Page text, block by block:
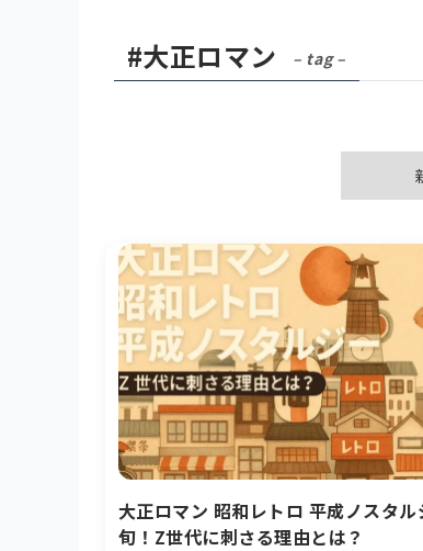
#大正ロマン – tag –
大正ロマン 昭和レトロ 平成ノスタ
旬！Z世代に刺さる理由とは？